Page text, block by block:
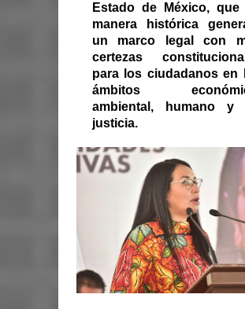
Estado de México, que
manera histórica
un marco legal con
certezas
para los ciudadanos en
ámbitos
ambiental, humano y
justicia.